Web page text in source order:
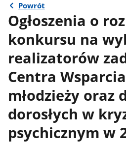
Powrót
Ogłoszenia o
konkursu na
realizatorów
Centra
młodzieży oraz
dorosłych w
psychicznym w